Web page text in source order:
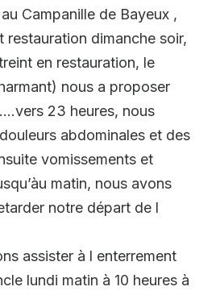
Campanille de Bayeux ,
restauration dimanche soir,
en restauration, le
nous a proposer
23 heures, nous
abdominales et des
vomissements et
matin, nous avons
notre départ de l
assister à l enterrement
lundi matin à 10 heures à